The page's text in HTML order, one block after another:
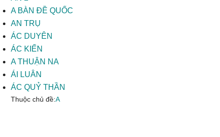
A BÀN ĐỀ QUỐC
AN TRỤ
ÁC DUYÊN
ÁC KIẾN
A THUẬN NA
ÁI LUÂN
ÁC QUỶ THẦN
Thuộc chủ đề:A